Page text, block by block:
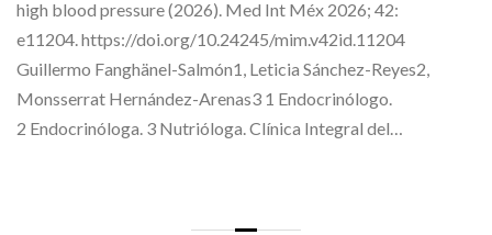
high blood pressure (2026). Med Int Méx 2026; 42:
e11204. https://doi.org/10.24245/mim.v42id.11204
Guillermo Fanghänel-Salmón1, Leticia Sánchez-Reyes2,
Monsserrat Hernández-Arenas3 1 Endocrinólogo.
2 Endocrinóloga. 3 Nutrióloga. Clínica Integral del…